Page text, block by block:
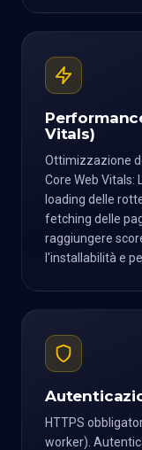
Vitals)
Ottimizzazione
Core Web Vitals:
loading delle
fetching delle
raggiungere
l'installabilità e
HTTPS
worker).